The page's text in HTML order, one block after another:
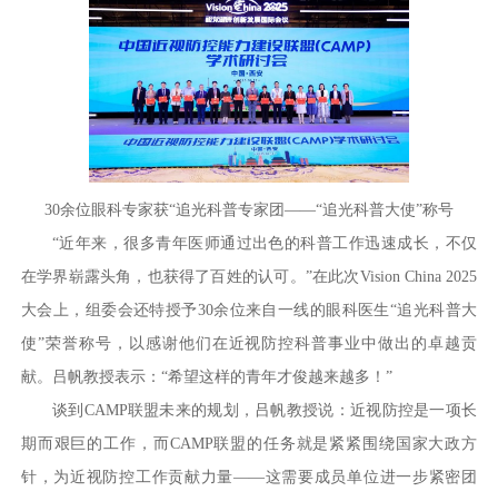
30余位眼科专家获“追光科普专家团——“追光科普大使”称号
“近年来，很多青年医师通过出色的科普工作迅速成长，不仅
在学界崭露头角，也获得了百姓的认可。”在此次Vision China 2025
大会上，组委会还特授予30余位来自一线的眼科医生“追光科普大
使”荣誉称号，以感谢他们在近视防控科普事业中做出的卓越贡
献。吕帆教授表示：“希望这样的青年才俊越来越多！”
谈到CAMP联盟未来的规划，吕帆教授说：近视防控是一项长
期而艰巨的工作，而CAMP联盟的任务就是紧紧围绕国家大政方
针，为近视防控工作贡献力量——这需要成员单位进一步紧密团